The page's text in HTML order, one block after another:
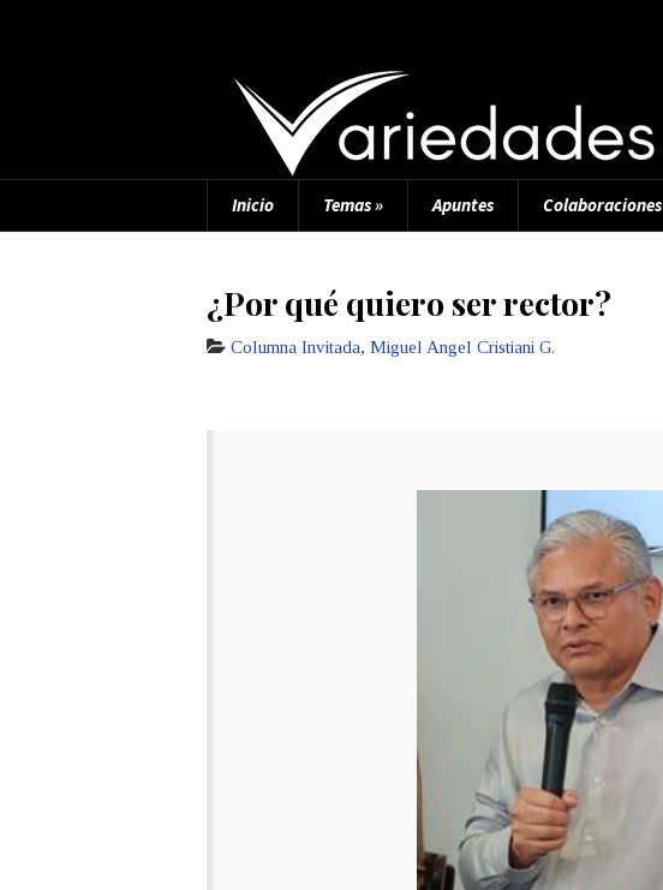
Inicio Temas» Apuntes Colaboraciones
¿Por qué quiero ser rector?
Columna Invitada, Miguel Angel Cristiani G.